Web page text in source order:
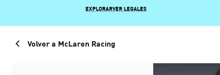
EXPLORARVER LEGALES
Volver a McLaren Racing